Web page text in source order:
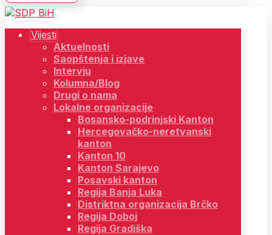
Vijesti
Aktuelnosti
Saopštenja i izjave
Intervju
Kolumna/Blog
Drugi o nama
Lokalne organizacije
Bosansko-podrinjski Kanton
Hercegovačko-neretvanski
kanton
Kanton 10
Kanton Sarajevo
Posavski kanton
Regija Banja Luka
Distriktna organizacija Brčko
Regija Doboj
Regija Gradiška